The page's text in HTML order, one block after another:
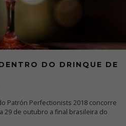
DO DRINQUE DE
Patrón Perfectionists 2018 concorre
29 de outubro a final brasileira do